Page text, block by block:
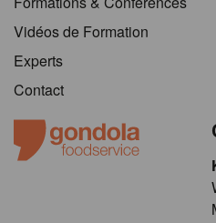
Vidéos de Formation
Experts
Contact